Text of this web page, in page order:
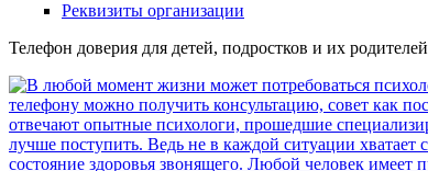
Реквизиты организации
Телефон доверия для детей, подростков и их родителей